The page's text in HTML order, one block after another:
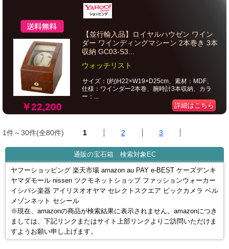
￥22,200
【並行輸入品】ロイヤルハウゼン ワイン
ダー ワインディングマシーン 2本巻き 3本
収納 GC03-S3...
ウォッチリスト
サイズ：(約)H22×W19×D25cm、素材：MDF、
仕様：ワインダー2本巻、腕時計3本収納、カラ
ー：...
詳細はこちら
1件～30件(全80件) 1 2 3
通販の宝石箱 検索対象EC
ヤフーショッピング 楽天市場 amazon au PAY e-BEST ケーズデンキ
ヤマダモール nissen ツクモネットショップ ファッションウォーカー
イシバシ楽器 アイリスオオヤマ セレクトスクエア ビックカメラ ベル
メゾンネット セシール
※現在、amazonの商品が検索結果に表示されません。amazonにつき
ましては、下記リンクまたはサイト上部リンクよりご訪問いただけま
すようお願い申し上げます。